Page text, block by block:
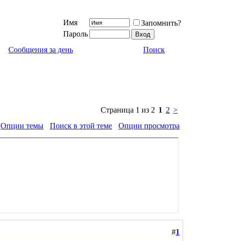
Имя
Запомнить?
Пароль
Сообщения за день Поиск
Страница 1 из 2 1 2 >
Опции темы
Поиск в этой теме Опции просмотра
#1